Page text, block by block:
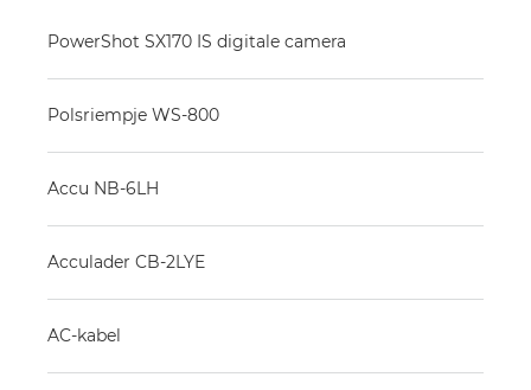
PowerShot SX170 IS digitale camera
Polsriempje WS-800
Accu NB-6LH
Acculader CB-2LYE
AC-kabel